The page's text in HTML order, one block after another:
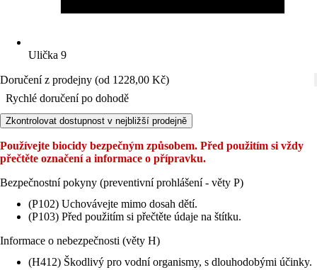
Ulička 9
Doručení z prodejny (od 1228,00 Kč)
Rychlé doručení po dohodě
Zkontrolovat dostupnost v nejbližší prodejně
Používejte biocidy bezpečným způsobem. Před použitím si vždy
přečtěte označení a informace o přípravku.
Bezpečnostní pokyny (preventivní prohlášení - věty P)
(P102) Uchovávejte mimo dosah dětí.
(P103) Před použitím si přečtěte údaje na štítku.
Informace o nebezpečnosti (věty H)
(H412) Škodlivý pro vodní organismy, s dlouhodobými účinky.